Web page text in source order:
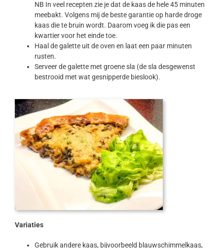
NB In veel recepten zie je dat de kaas de hele 45 minuten
meebakt. Volgens mij de beste garantie op harde droge
kaas die te bruin wordt. Daarom voeg ik die pas een
kwartier voor het einde toe.
Haal de galette uit de oven en laat een paar minuten
rusten.
Serveer de galette met groene sla (de sla desgewenst
bestrooid met wat gesnipperde bieslook).
Variaties
Gebruik andere kaas, bijvoorbeeld blauwschimmelkaas,